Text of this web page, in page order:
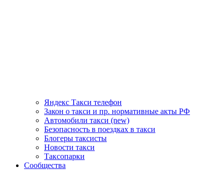
Яндекс Такси телефон
Закон о такси и пр. нормативные акты РФ
Автомобили такси (new)
Безопасность в поездках в такси
Блогеры таксисты
Новости такси
Таксопарки
Сообщества